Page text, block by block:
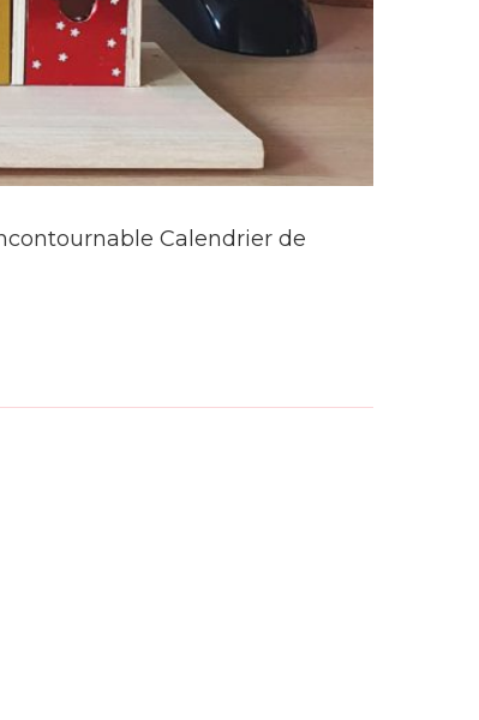
Calendrier de